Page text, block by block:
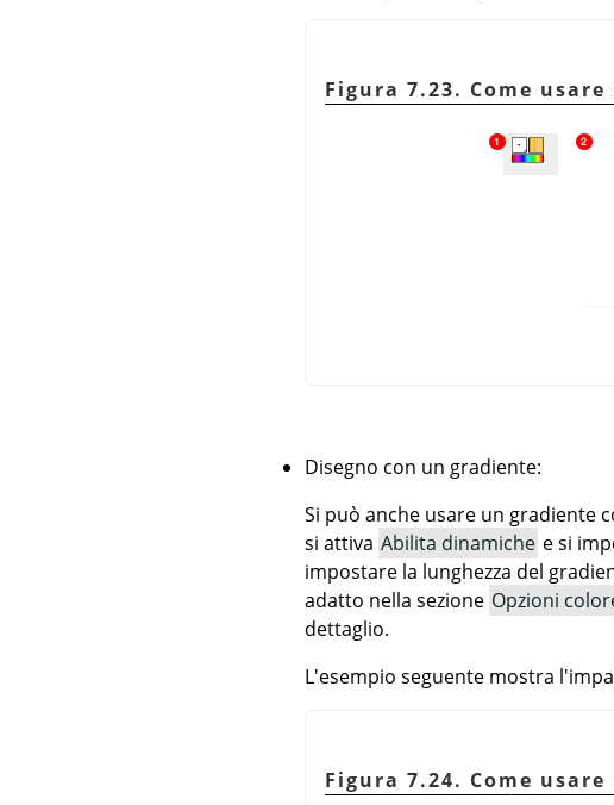
Figura 7.23. Come
Disegno con un gradiente:
Si può anche usare un gradiente
si attiva Abilita dinamiche e si
impostare la lunghezza del
adatto nella sezione Opzioni
dettaglio.
L'esempio seguente mostra
Figura 7.24. Come